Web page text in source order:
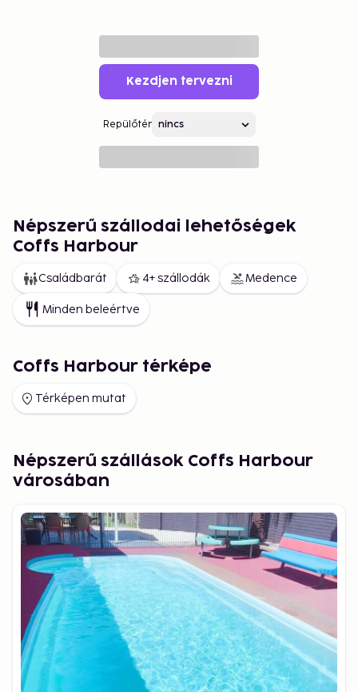
Kezdjen tervezni
Repülőtér
Népszerű szállodai lehetőségek
Coffs Harbour
Családbarát 4+ szállodák Medence
Minden beleértve
Coffs Harbour térképe
Térképen mutat
Népszerű szállások Coffs Harbour
városában